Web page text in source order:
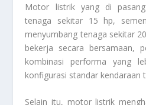
Motor listrik yang di
tenaga sekitar 15 hp,
menyumbang tenaga sekitar
bekerja secara bersamaan,
kombinasi performa yang
konfigurasi standar kendaraan
Selain itu, motor listrik